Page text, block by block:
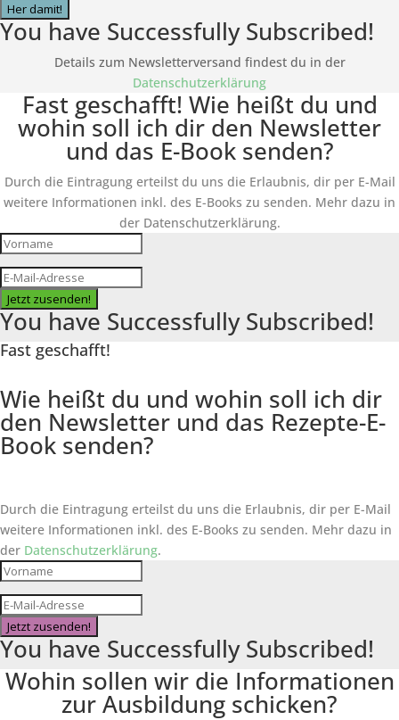
Her damit!
You have Successfully Subscribed!
Details zum Newsletterversand findest du in der
Datenschutzerklärung
Fast geschafft! Wie heißt du und
wohin soll ich dir den Newsletter
und das E-Book senden?
Durch die Eintragung erteilst du uns die Erlaubnis, dir per E-Mail
weitere Informationen inkl. des E-Books zu senden. Mehr dazu in
der Datenschutzerklärung.
Jetzt zusenden!
You have Successfully Subscribed!
Fast geschafft!
Wie heißt du und wohin soll ich dir
den Newsletter und das Rezepte-E-
Book senden?
Durch die Eintragung erteilst du uns die Erlaubnis, dir per E-Mail
weitere Informationen inkl. des E-Books zu senden. Mehr dazu in
der Datenschutzerklärung.
Jetzt zusenden!
You have Successfully Subscribed!
Wohin sollen wir die Informationen
zur Ausbildung schicken?